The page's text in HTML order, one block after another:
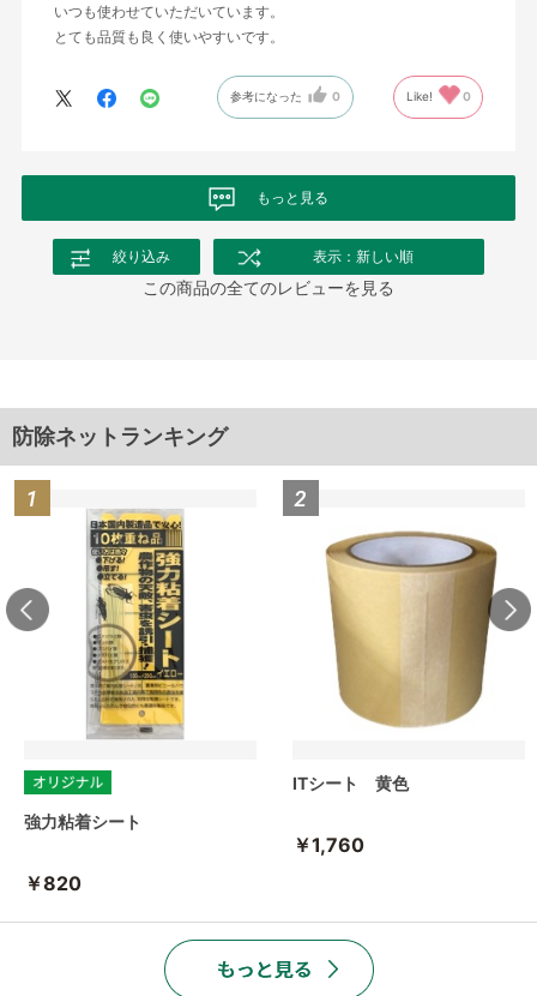
いつも使わせていただいています。
とても品質も良く使いやすいです。
参考になった 0 Like! 0
もっと見る
絞り込み 表示：新しい順
この商品の全てのレビューを見る
防除ネットランキング
強力粘着シート
￥820
ITシート 黄色
￥1,760